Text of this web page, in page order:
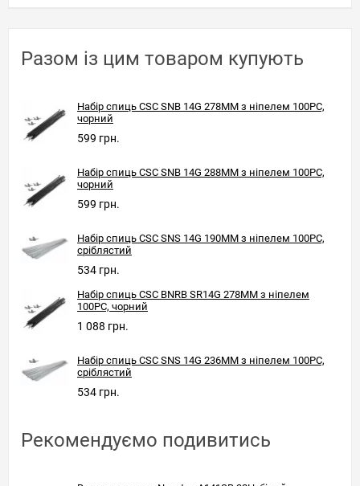
Разом із цим товаром купують
Набір спиць CSC SNB 14G 278MM з ніпелем 100PC,
чорний
599 грн.
Набір спиць CSC SNB 14G 288MM з ніпелем 100PC,
чорний
599 грн.
Набір спиць CSC SNS 14G 190MM з ніпелем 100PC,
сріблястий
534 грн.
Набір спиць CSC BNRB SR14G 278MM з ніпелем
100PC, чорний
1 088 грн.
Набір спиць CSC SNS 14G 236MM з ніпелем 100PC,
сріблястий
534 грн.
Рекомендуємо подивитись